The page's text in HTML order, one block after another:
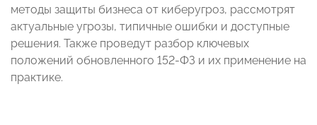
методы защиты бизнеса от киберугроз, рассмотрят
актуальные угрозы, типичные ошибки и доступные
решения. Также проведут разбор ключевых
положений обновленного 152-ФЗ и их применение на
практике.